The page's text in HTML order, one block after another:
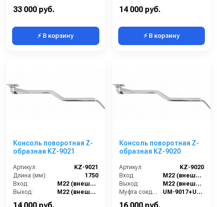
33 000 руб.
⚡ В корзину
14 000 руб.
⚡ В корзину
Консоль поворотная Z-
образная KZ-9021
Артикул:
KZ-9021
Длина (мм):
1750
Вход:
M22 (внешний)
Выход:
M22 (внешний)
Муфта соединения:
Консоль поворотная Z-
образная KZ-9020
Артикул:
KZ-9020
Вход:
M22 (внешний)
Выход:
M22 (внешний вращающийся)
Муфта соединения:
UM-9017+UM-9015
Страна-производитель: